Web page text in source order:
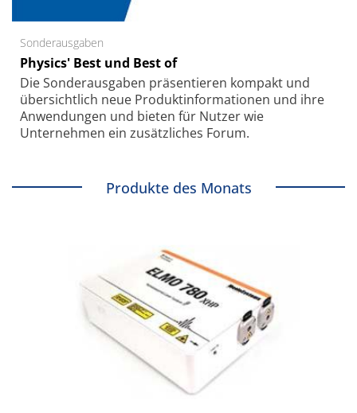
Sonderausgaben
Physics' Best und Best of
Die Sonder­ausgaben präsentieren kompakt und
übersichtlich neue Produkt­informationen und ihre
Anwendungen und bieten für Nutzer wie
Unternehmen ein zusätzliches Forum.
Produkte des Monats